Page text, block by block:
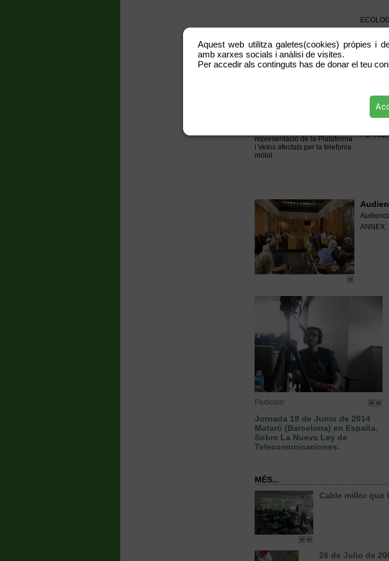
Mataró
Ultima
Per
ANNEX:
Participa!
Jornada 19 de Junio de 2014
Mataró (Barcelona) en España.
Sobre La Nueva Ley de
Telecomunicaciones.
MÉS...
Cable millor que
26 de Julio de
Aquest web utilitza galetes(cookies) pròpies i
amb xarxes socials i anàlisi de visites.
Per accedir als continguts has de donar el teu